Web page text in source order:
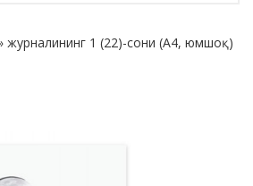
журналининг 1 (22)-сони (А4, юмшоқ)